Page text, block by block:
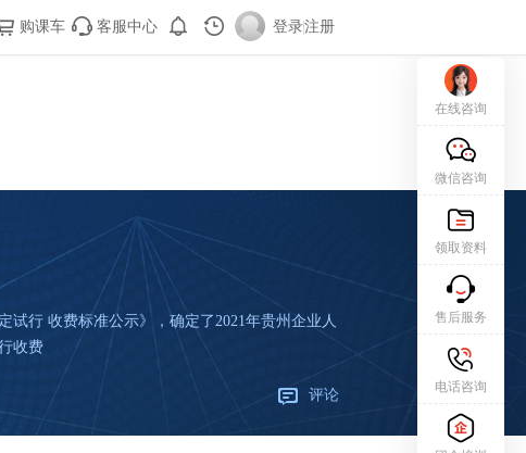
购课车 客服中心 登录|注册
行 收费标准公示》，确定了2021年贵州企业人
收费
评论
在线咨询
微信咨询
领取资料
售后服务
电话咨询